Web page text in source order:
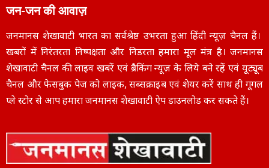
जन-जन की आवाज़
जनमानस शेखावाटी भारत का सर्वश्रेष्ठ उभरता हुआ हिंदी न्यूज़ चैनल हैं।
खबरों में निरंतरता निष्पक्षता और निडरता हमारा मूल मंत्र है। जनमानस
शेखावाटी चैनल की लाइव खबरें एवं ब्रैकिंग न्यूज़ के लिये बने रहें एवं यूट्यूब
चैनल और फेसबुक पेज को लाइक, सब्सक्राइब एवं शेयर करें साथ ही गूगल
प्ले स्टोर से आप हमारा जनमानस शेखावाटी ऐप डाउनलोड कर सकते हैं।